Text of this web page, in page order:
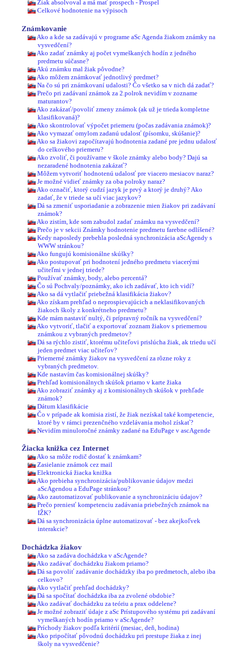
Žiak absolvoval a má mať prospech - Prospel
Celkové hodnotenie na výpisoch
Známkovanie
Ako a kde sa zadávajú v programe aSc Agenda žiakom známky na
vysvedčení?
Ako zadať známky aj počet vymeškaných hodín z jedného
predmetu súčasne?
Akú známku mal žiak pôvodne?
Ako môžem známkovať jednotlivý predmet?
Na čo sú pri známkovaní udalosti? Čo všetko sa v nich dá zadať?
Prečo pri zadávaní známok za 2.polrok nevidím v zozname
maturantov?
Ako zakázať/povoliť zmeny známok (ak už je trieda kompletne
klasifikovaná)?
Ako skontrolovať výpočet priemeru (počas zadávania známok)?
Ako vymazať omylom zadanú udalosť (písomku, skúšanie)?
Ako sa žiakovi započítavajú hodnotenia zadané pre jednu udalosť
do celkového priemeru?
Ako zvoliť, či používame v škole známky alebo body? Dajú sa
nezaradené hodnotenia zakázať?
Môžem vytvoriť hodnotenú udalosť pre viacero mesiacov naraz?
Je možné vidieť známky za oba polroky naraz?
Ako označiť, ktorý cudzí jazyk je prvý a ktorý je druhý? Ako
zadať, že v triede sa učí viac jazykov?
Dá sa zmeniť usporiadanie a zobrazenie mien žiakov pri zadávaní
známok?
Ako zistím, kde som zabudol zadať známku na vysvedčení?
Prečo je v sekcii Známky hodnotenie predmetu farebne odlíšené?
Kedy naposledy prebehla posledná synchronizácia aScAgendy s
WWW stránkou?
Ako fungujú komisionálne skúšky?
Ako postupovať pri hodnotení jedného predmetu viacerými
učiteľmi v jednej triede?
Používať známky, body, alebo percentá?
Čo sú Pochvaly/poznámky, ako ich zadávať, kto ich vidí?
Ako sa dá vytlačiť priebežná klasifikácia žiakov?
Ako získam prehľad o neprospievajúcich a neklasifikovaných
žiakoch školy z konkrétneho predmetu?
Kde mám nastaviť nultý, či prípravný ročník na vysvedčení?
Ako vytvoriť, tlačiť a exportovať zoznam žiakov s priemernou
známkou z vybraných predmetov?
Dá sa rýchlo zistiť, ktorému učiteľovi prislúcha žiak, ak triedu učí
jeden predmet viac učiteľov?
Priemerné známky žiakov na vysvedčení za rôzne roky z
vybraných predmetov.
Kde nastavím čas komisionálnej skúšky?
Prehľad komisionálnych skúšok priamo v karte žiaka
Ako zobraziť známky aj z komisionálnych skúšok v prehľade
známok?
Dátum klasifikácie
Čo v prípade ak komisia zistí, že žiak nezískal také kompetencie,
ktoré by v rámci prezenčného vzdelávania mohol získať?
Nevidím minuloročné známky zadané na EduPage v ascAgende
Žiacka knižka cez Internet
Ako sa môže rodič dostať k známkam?
Zasielanie známok cez mail
Elektronická žiacka knižka
Ako prebieha synchronizácia/publikovanie údajov medzi
aScAgendou a EduPage stránkou?
Ako zautomatizovať publikovanie a synchronizáciu údajov?
Prečo preniesť kompetenciu zadávania priebežných známok na
IŽK?
Dá sa synchronizácia úplne automatizovať - bez akejkoľvek
interakcie?
Dochádzka žiakov
Ako sa zadáva dochádzka v aScAgende?
Ako zadávať dochádzku žiakom priamo?
Dá sa povoliť zadávanie dochádzky iba po predmetoch, alebo iba
celkovo?
Ako vytlačiť prehľad dochádzky?
Dá sa spočítať dochádzka iba za zvolené obdobie?
Ako zadávať dochádzku za teóriu a prax oddelene?
Je možné zobraziť údaje z aSc Prístupového systému pri zadávaní
vymeškaných hodín priamo v aScAgende?
Príchody žiakov podľa kritérií (mesiac, deň, hodina)
Ako pripočítať pôvodnú dochádzku pri prestupe žiaka z inej
školy na vysvedčenie?